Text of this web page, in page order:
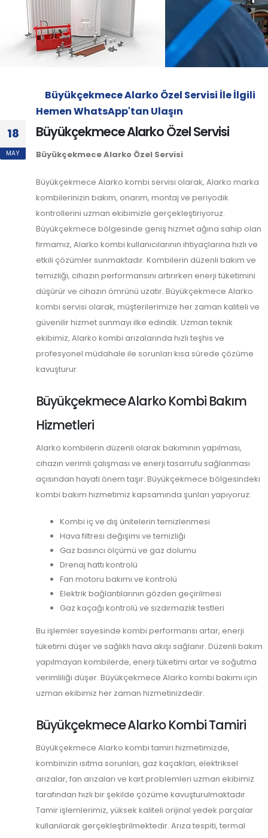
Büyükçekmece Alarko Özel Servisi İle İlgili
Hemen WhatsApp'tan Ulaşın
18
MAY
Büyükçekmece Alarko Özel Servisi
Büyükçekmece Alarko Özel Servisi
Büyükçekmece Alarko kombi servisi olarak, Alarko marka
kombilerinizin bakım, onarım, montaj ve periyodik
kontrollerini uzman ekibimizle gerçekleştiriyoruz.
Büyükçekmece bölgesinde geniş hizmet ağına sahip olan
firmamız, Alarko kombi kullanıcılarının ihtiyaçlarına hızlı ve
etkili çözümler sunmaktadır. Kombilerin düzenli bakım ve
temizliği, cihazın performansını artırırken enerji tüketimini
düşürür ve cihazın ömrünü uzatır. Büyükçekmece Alarko
kombi servisi olarak, müşterilerimize her zaman kaliteli ve
güvenilir hizmet sunmayı ilke edindik. Uzman teknik
ekibimiz, Alarko kombi arızalarında hızlı teşhis ve
profesyonel müdahale ile sorunları kısa sürede çözüme
kavuşturur.
Büyükçekmece Alarko Kombi Bakım
Hizmetleri
Alarko kombilerin düzenli olarak bakımının yapılması,
cihazın verimli çalışması ve enerji tasarrufu sağlanması
açısından hayati önem taşır. Büyükçekmece bölgesindeki
kombi bakım hizmetimiz kapsamında şunları yapıyoruz:
Kombi iç ve dış ünitelerin temizlenmesi
Hava filtresi değişimi ve temizliği
Gaz basıncı ölçümü ve gaz dolumu
Drenaj hattı kontrolü
Fan motoru bakımı ve kontrolü
Elektrik bağlantılarının gözden geçirilmesi
Gaz kaçağı kontrolü ve sızdırmazlık testleri
Bu işlemler sayesinde kombi performansı artar, enerji
tüketimi düşer ve sağlıklı hava akışı sağlanır. Düzenli bakım
yapılmayan kombilerde, enerji tüketimi artar ve soğutma
verimliliği düşer. Büyükçekmece Alarko kombi bakımı için
uzman ekibimiz her zaman hizmetinizdedir.
Büyükçekmece Alarko Kombi Tamiri
Büyükçekmece Alarko kombi tamiri hizmetimizde,
kombinizin ısıtma sorunları, gaz kaçakları, elektriksel
arızalar, fan arızaları ve kart problemleri uzman ekibimiz
tarafından hızlı bir şekilde çözüme kavuşturulmaktadır.
Tamir işlemlerimiz, yüksek kaliteli orijinal yedek parçalar
kullanılarak gerçekleştirilmektedir. Arıza tespiti, termal